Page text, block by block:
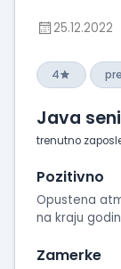
iskustva
radu
utiske
25.12.2022
4
Java
trenutno
Pozitivno
Opustena
na kraju
Zamerke